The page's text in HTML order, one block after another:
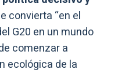
convierta “en el
G20 en un mundo
comenzar a
ecológica de la